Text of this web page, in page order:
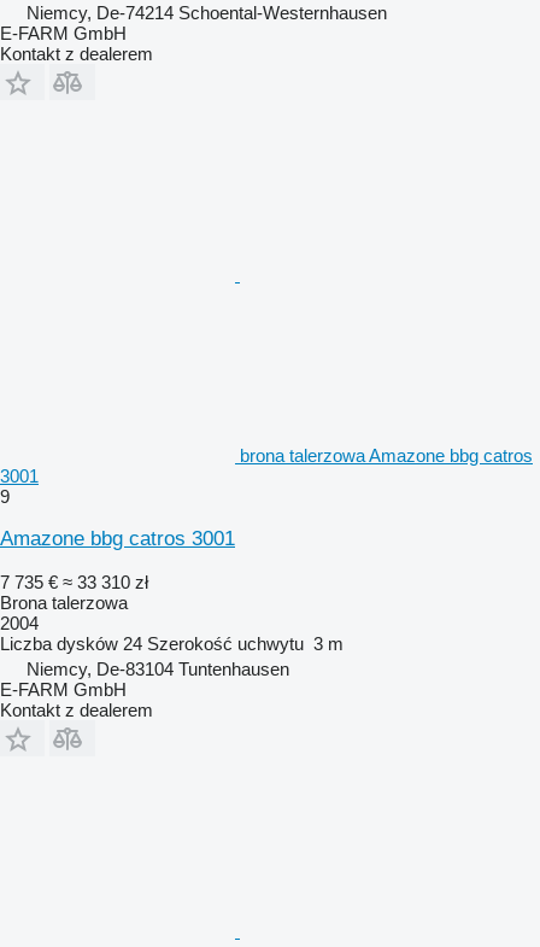
Niemcy, De-74214 Schoental-Westernhausen
E-FARM GmbH
Kontakt z dealerem
brona talerzowa Amazone bbg catros
3001
9
Amazone bbg catros 3001
7 735 € ≈ 33 310 zł
Brona talerzowa
2004
Liczba dysków 24 Szerokość uchwytu 3 m
Niemcy, De-83104 Tuntenhausen
E-FARM GmbH
Kontakt z dealerem